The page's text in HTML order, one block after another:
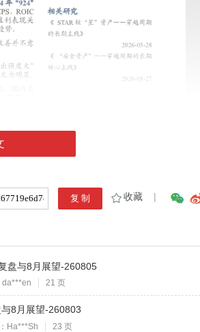
收藏 |
盘与8月展望-260805
da***en 21 页
8月展望-260803
Ha***Sh 23 页